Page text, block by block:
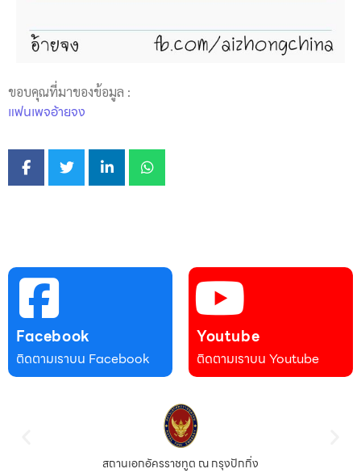
ขอบคุณที่มาของข้อมูล :
แฟนเพจอ้ายจง
Facebook
ติดตามเราบน Facebook
Youtube
ติดตามเราบน Youtube
สถานเอกอัครราชทูต ณ กรุงปักกิ่ง